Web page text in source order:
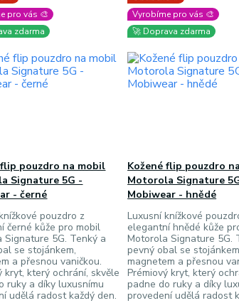
pro vás 🎨
zdarma
pouzdro na mobil
Signature 5G -
- černé
pouzdro z
černé kůže pro mobil
Signature 5G. Tenký a
se stojánkem,
a přesnou vaničkou.
kryt, který ochrání, skvěle
ruky a díky luxusnímu
udělá radost každý den.
Vyrobíme pro vás 🎨
🚀 Doprava zdarma
Kožené flip pouzdro
Motorola Signature
Mobiwear - hnědé
Luxusní knížkové
elegantní hnědé kůže
Motorola Signature 5G.
pevný obal se
magnetem a přesnou
Prémiový kryt, který
padne do ruky a díky
provedení udělá radost